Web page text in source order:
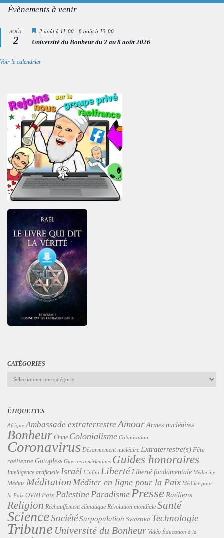
Évènements à venir
AOÛT
2
Mis
avant
2 août à 11:00 - 8 août à 13:00
Université du Bonheur du 2 au 8 août 2026
Voir le calendrier
CATÉGORIES
Catégories
ÉTIQUETTES
Afrique Ambassade extraterrestre Amour Armes nucléaires
Bonheur Chine Colonialisme Colonisation
Coronavirus Désarmement nucléaire Extraterrestre(s) Fête
raélienne Gotopless Guerres américaines Guides honoraires
Intelligence artificielle Israël L'infini Liberté Liberté fondamentale Médecine
Médias Méditation Méditer en ligne pour la Paix Méditer pour
la Paix OVNI Paix PalestineParadisme Presse Raéliens
Religion Réchauffement climatique Révolution mondiale Santé
ScienceSociétéSurpopulation Swastika Technologie
Tribune Université du Bonheur Vidéo Éducation à la